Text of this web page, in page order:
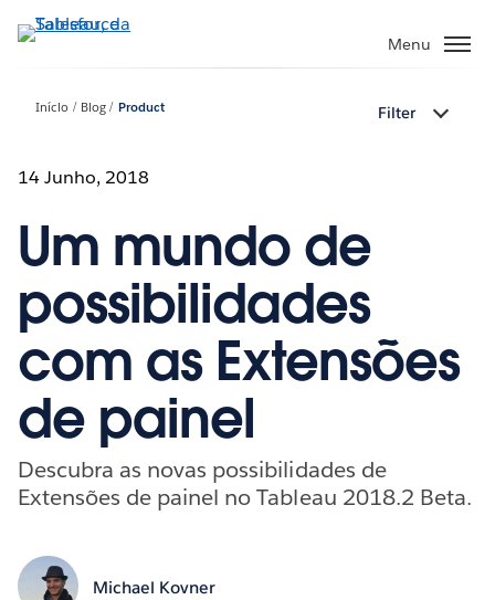
Pular
para
principal
Menu
Início Blog Product Filter
14 Junho, 2018
Um mundo de
possibilidades
com as Extensões
de painel
Descubra as novas possibilidades de
Extensões de painel no Tableau 2018.2 Beta.
Michael Kovner